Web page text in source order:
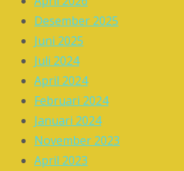
Desember 2025
Juni 2025
Juli 2024
April 2024
Februari 2024
Januari 2024
November 2023
April 2023